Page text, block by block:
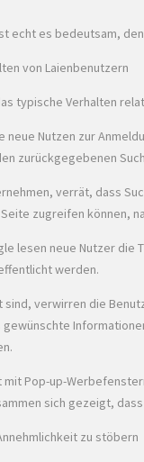
echt es bedeutsam,
von Laienbenutzern
typische Verhalten
Nutzen zur
zurückgegebenen
verrät, dass
zugreifen können,
lesen neue Nutzer
werden.
verwirren die
Pop-up-
sich gezeigt,
zu stöbern